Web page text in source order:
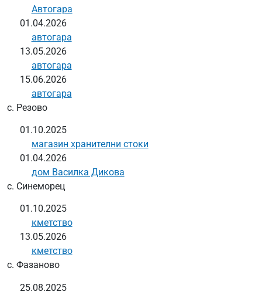
Автогара
01.04.2026
автогара
13.05.2026
автогара
15.06.2026
автогара
с. Резово
01.10.2025
магазин хранителни стоки
01.04.2026
дом Василка Дикова
с. Синеморец
01.10.2025
кметство
13.05.2026
кметство
с. Фазаново
25.08.2025